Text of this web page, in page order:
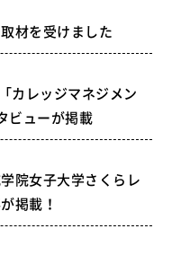
材を受けました
カレッジマネジメン
ビューが掲載
院女子大学さくらレ
掲載！